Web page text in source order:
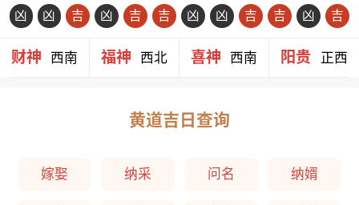
凶 凶 吉 凶 吉 吉 凶 凶 吉 吉 凶 吉
财神 西南 福神 西北 喜神 西南 阳贵 正西
黄道吉日查询
嫁娶 纳采 问名 纳婿